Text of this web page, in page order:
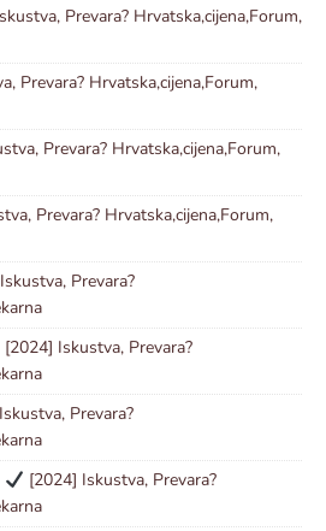
Prevara? Hrvatska,cijena,Forum,
Prevara? Hrvatska,cijena,Forum,
Prevara? Hrvatska,cijena,Forum,
Prevara? Hrvatska,cijena,Forum,
Prevara?
[2024] Iskustva, Prevara?
Prevara?
[2024] Iskustva, Prevara?